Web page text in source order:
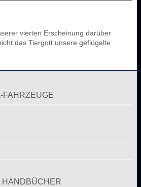
vierten Erscheinung darüber
das Tiergott unsere geflügelte
FAHRZEUGE
HANDBÜCHER